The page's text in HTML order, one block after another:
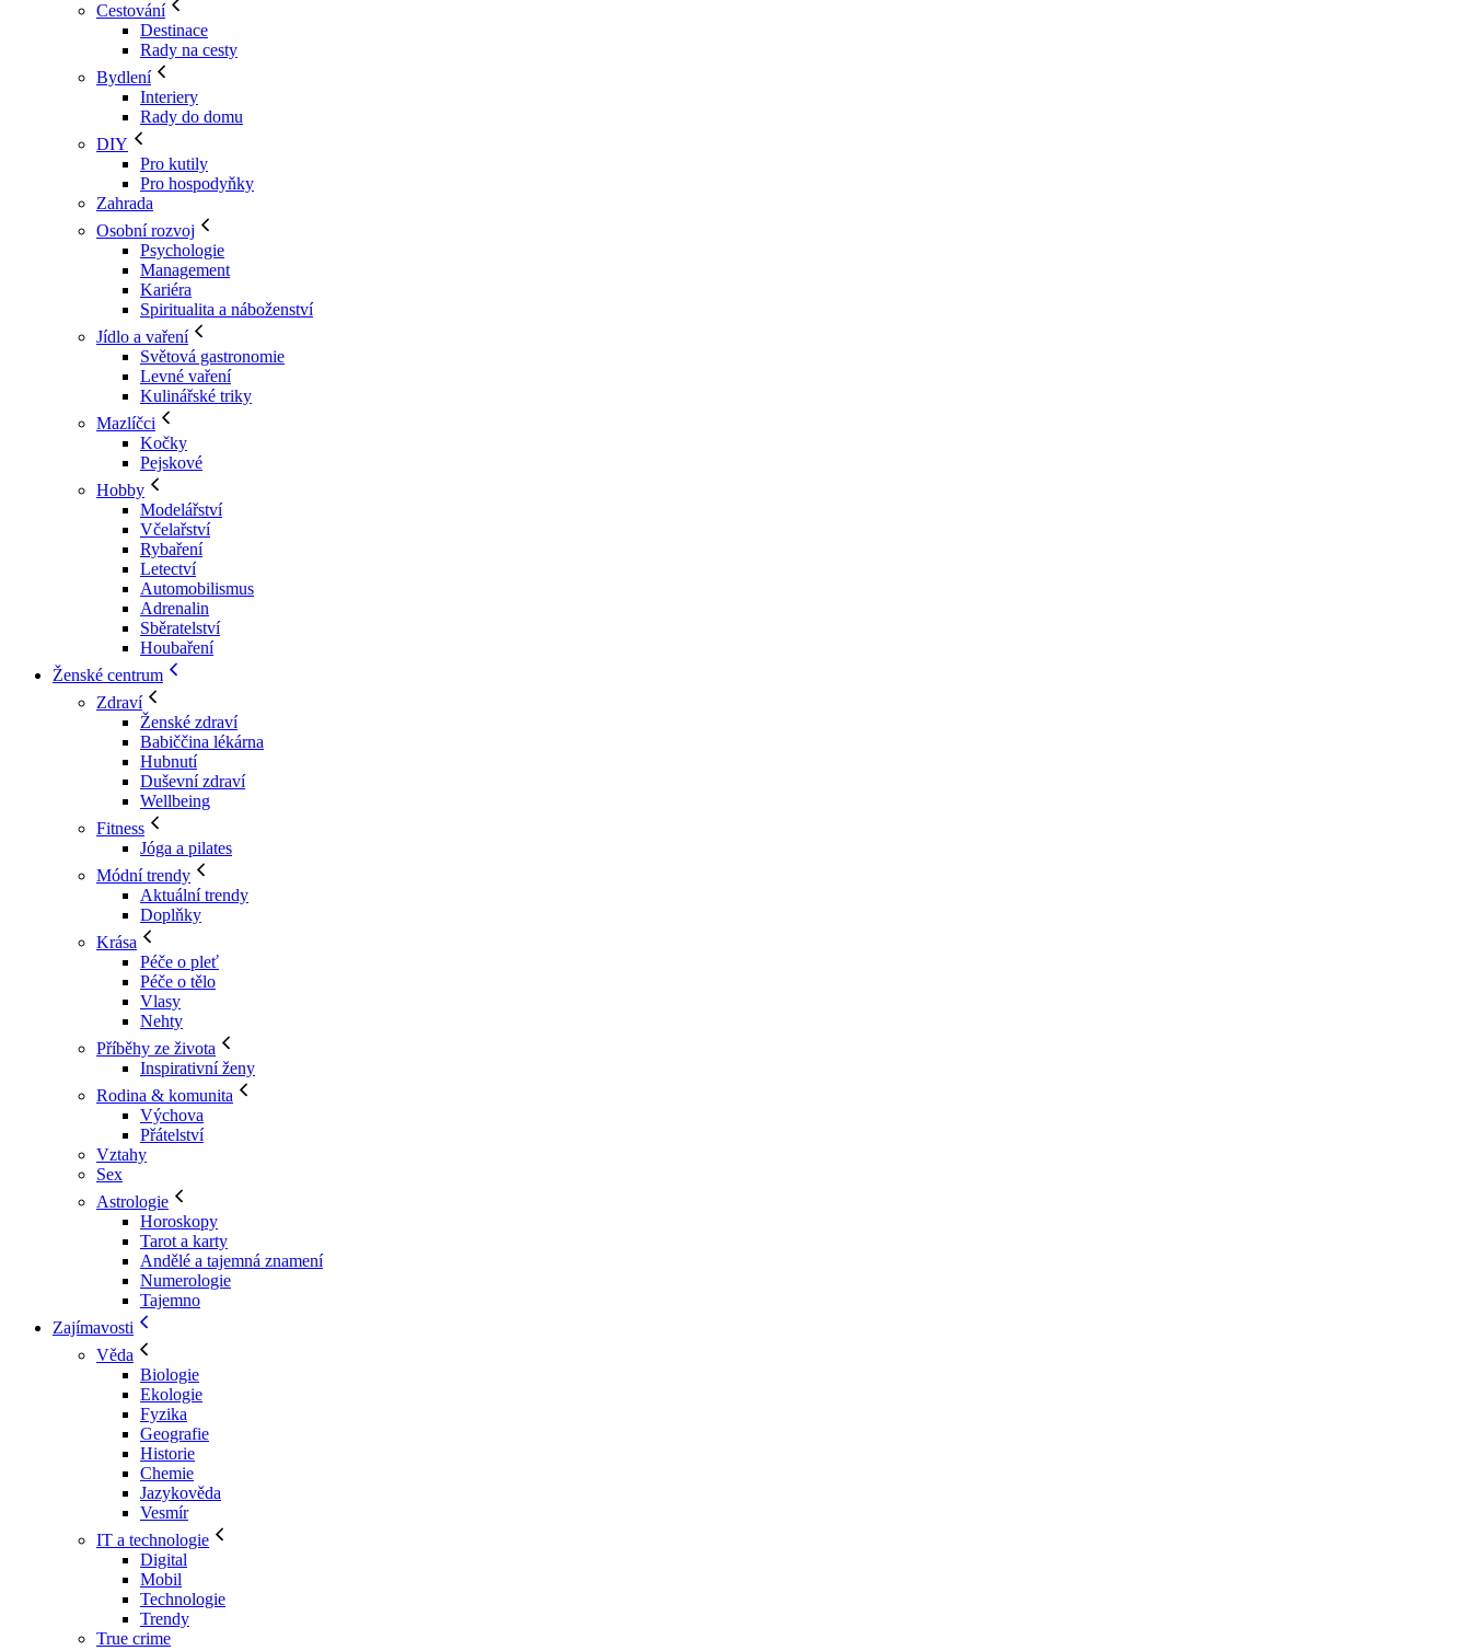
Cestování
Destinace
Rady na cesty
Bydlení
Interiery
Rady do domu
DIY
Pro kutily
Pro hospodyňky
Zahrada
Osobní rozvoj
Psychologie
Management
Kariéra
Spiritualita a náboženství
Jídlo a vaření
Světová gastronomie
Levné vaření
Kulinářské triky
Mazlíčci
Kočky
Pejskové
Hobby
Modelářství
Včelařství
Rybaření
Letectví
Automobilismus
Adrenalin
Sběratelství
Houbaření
Ženské centrum
Zdraví
Ženské zdraví
Babiččina lékárna
Hubnutí
Duševní zdraví
Wellbeing
Fitness
Jóga a pilates
Módní trendy
Aktuální trendy
Doplňky
Krása
Péče o pleť
Péče o tělo
Vlasy
Nehty
Příběhy ze života
Inspirativní ženy
Rodina & komunita
Výchova
Přátelství
Vztahy
Sex
Astrologie
Horoskopy
Tarot a karty
Andělé a tajemná znamení
Numerologie
Tajemno
Zajímavosti
Věda
Biologie
Ekologie
Fyzika
Geografie
Historie
Chemie
Jazykověda
Vesmír
IT a technologie
Digital
Mobil
Technologie
Trendy
True crime